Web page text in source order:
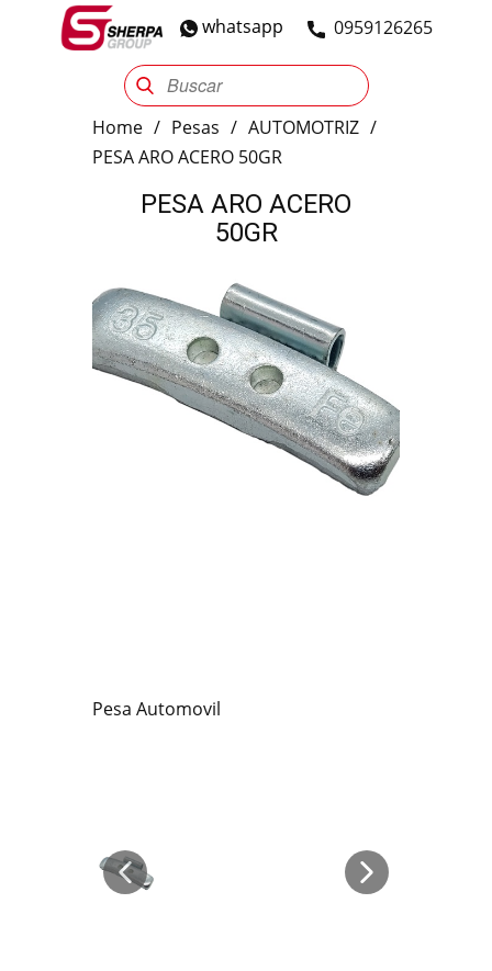
​0959126265
whatsapp
Sherpa Group Reencauche Automotriz
Home / Pesas / AUTOMOTRIZ /
PESA ARO ACERO 50GR
PESA ARO ACERO
50GR
Pesa Automovil